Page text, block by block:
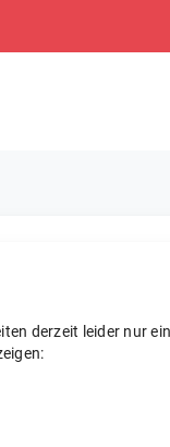
derzeit leider nur